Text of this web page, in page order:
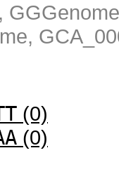
(0)
(0)